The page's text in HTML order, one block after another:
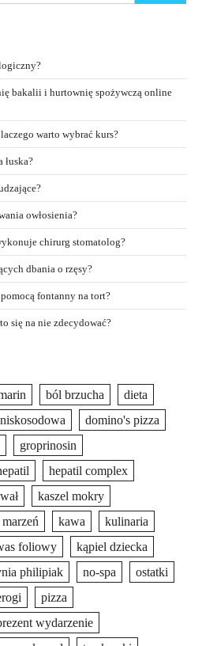
bakalii i hurtownię spożywczą online
warto wybrać kurs?
owłosienia?
chirurg stomatolog?
dbania o rzęsy?
fontanny na tort?
się na nie zdecydować?
ból brzucha
dieta
domino's pizza
groprinosin
hepatil complex
kaszel mokry
kawa
kulinaria
foliowy
kąpiel dziecka
philipiak no-spa
ostatki
pizza
wydarzenie